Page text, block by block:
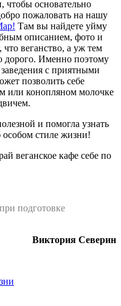
чтобы основательно
пожаловать на нашу
Там вы найдете уйму
описанием, фото и
веганство, а уж тем
дорого. Именно поэтому
с приятными
позволить себе
или конопляном молочке
и помогла узнать
особом стиле жизни!
веганское кафе себе по
подготовке
Виктория Северин